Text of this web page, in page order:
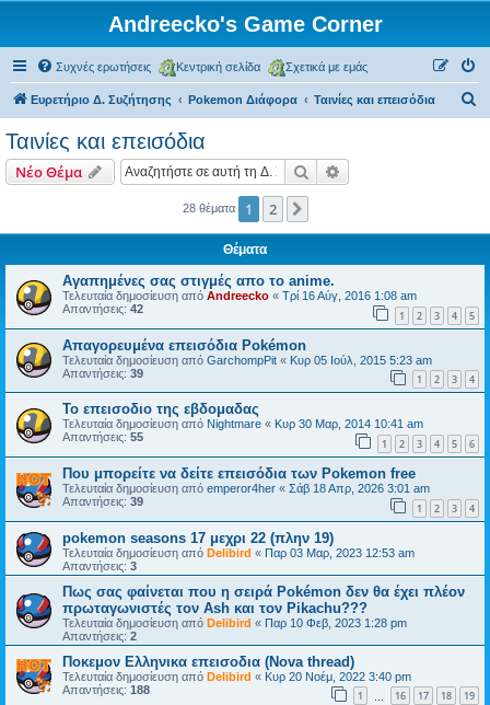
Andreecko's Game Corner
Συχνές ερωτήσεις Κεντρική σελίδα Σχετικά με εμάς
Ευρετήριο Δ. Συζήτησης Pokemon Διάφορα Ταινίες και επεισόδια
η
Ταινίες και επεισόδια
Νέο Θέμα Αναζήτηση
28 θέματα 1 2
Θέματα
Αγαπημένες σας στιγμές απο το anime.
Τελευταία δημοσίευση από Andreecko « Τρί 16 Αύγ, 2016 1:08 am
Απαντήσεις: 42 1 2 3 4 5
Απαγορευμένα επεισόδια Pokémon
Τελευταία δημοσίευση από GarchompPit « Κυρ 05 Ιούλ, 2015 5:23 am
Απαντήσεις: 39 1 2 3 4
Το επεισοδιο της εβδομαδας
Τελευταία δημοσίευση από Nightmare « Κυρ 30 Μαρ, 2014 10:41 am
Απαντήσεις: 55 1 2 3 4 5 6
Που μπορείτε να δείτε επεισόδια των Pokemon free
Τελευταία δημοσίευση από emperor4her « Σάβ 18 Απρ, 2026 3:01 am
Απαντήσεις: 39 1 2 3 4
pokemon seasons 17 μεχρι 22 (πλην 19)
Τελευταία δημοσίευση από Delibird « Παρ 03 Μαρ, 2023 12:53 am
Απαντήσεις: 3
Πως σας φαίνεται που η σειρά Pokémon δεν θα έχει πλέον
πρωταγωνιστές τον Ash και τον Pikachu???
Τελευταία δημοσίευση από Delibird « Παρ 10 Φεβ, 2023 1:28 pm
Απαντήσεις: 2
Ποκεμον Ελληνικα επεισοδια (Nova thread)
Τελευταία δημοσίευση από Delibird « Κυρ 20 Νοέμ, 2022 3:40 pm
Απαντήσεις: 188 1 16 17 18 19